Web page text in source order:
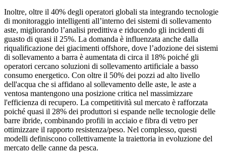
Inoltre, oltre il 40% degli operatori globali sta integrando tecnologie
di monitoraggio intelligenti all’interno dei sistemi di sollevamento
aste, migliorando l’analisi predittiva e riducendo gli incidenti di
guasto di quasi il 25%. La domanda è influenzata anche dalla
riqualificazione dei giacimenti offshore, dove l’adozione dei sistemi
di sollevamento a barra è aumentata di circa il 18% poiché gli
operatori cercano soluzioni di sollevamento artificiale a basso
consumo energetico. Con oltre il 50% dei pozzi ad alto livello
dell'acqua che si affidano al sollevamento delle aste, le aste a
ventosa mantengono una posizione critica nel massimizzare
l'efficienza di recupero. La competitività sul mercato è rafforzata
poiché quasi il 28% dei produttori si espande nelle tecnologie delle
barre ibride, combinando profili in acciaio e fibra di vetro per
ottimizzare il rapporto resistenza/peso. Nel complesso, questi
modelli definiscono collettivamente la traiettoria in evoluzione del
mercato delle canne da pesca.